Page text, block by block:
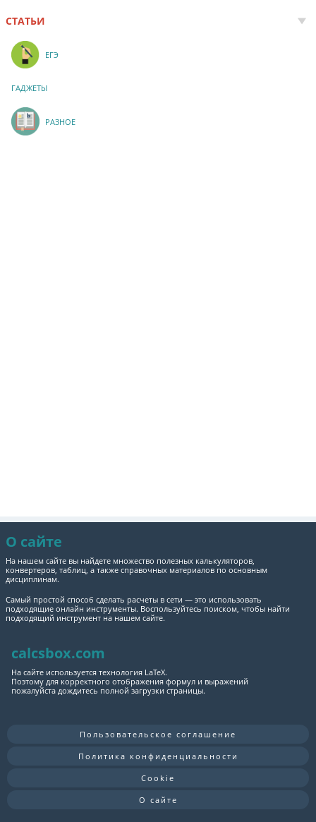
СТАТЬИ
ЕГЭ
ГАДЖЕТЫ
РАЗНОЕ
О сайте
На нашем сайте вы найдете множество полезных калькуляторов,
конвертеров, таблиц, а также справочных материалов по основным
дисциплинам.
Самый простой способ сделать расчеты в сети — это использовать
подходящие онлайн инструменты. Воспользуйтесь поиском, чтобы найти
подходящий инструмент на нашем сайте.
calcsbox.com
На сайте используется технология LaTeX.
Поэтому для корректного отображения формул и выражений
пожалуйста дождитесь полной загрузки страницы.
Пользовательское соглашение
Политика конфиденциальности
Cookie
О сайте